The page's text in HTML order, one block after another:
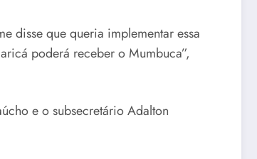
disse que queria implementar essa
poderá receber o Mumbuca”,
e o subsecretário Adalton